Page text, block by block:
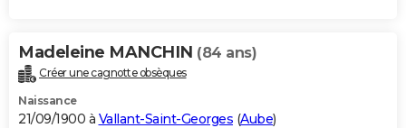
Madeleine MANCHIN (84 ans)
Créer une cagnotte obsèques
Naissance
21/09/1900 à Vallant-Saint-Georges (Aube)